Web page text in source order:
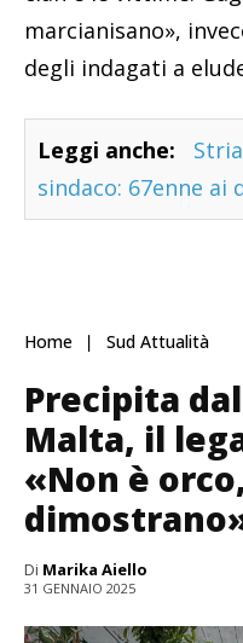
marcianisano»,
degli indagati a
Leggi anche:
sindaco: 67enne ai
Home Sud Attualità
Precipita
Malta, il
«Non è
Di Marika Aiello
31 GENNAIO 2025